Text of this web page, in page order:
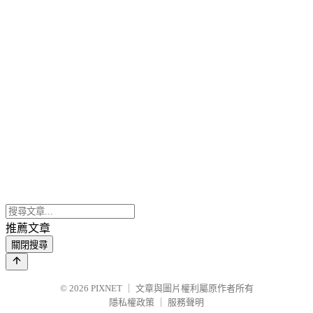
推薦文章
關閉搜尋
© 2026 PIXNET
文章與圖片權利屬原作者所有
隱私權政策
服務聲明